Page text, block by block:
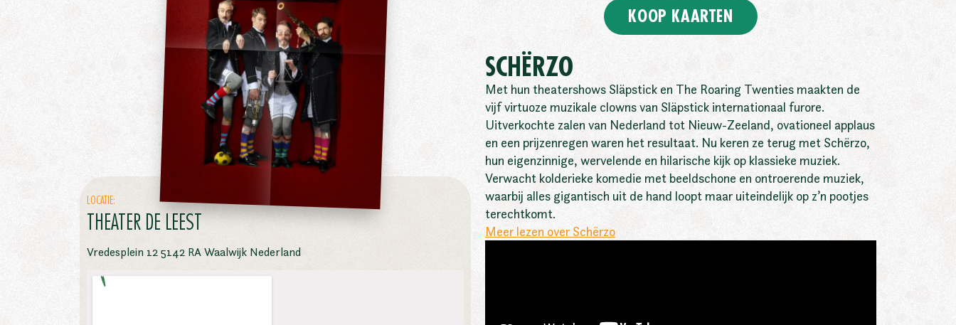
KOOP KAARTEN
SCHËRZO
Met hun theatershows Släpstick en The Roaring Twenties maakten de
vijf virtuoze muzikale clowns van Släpstick internationaal furore.
Uitverkochte zalen van Nederland tot Nieuw-Zeeland, ovationeel applaus
en een prijzenregen waren het resultaat. Nu keren ze terug met Schërzo,
hun eigenzinnige, wervelende en hilarische kijk op klassieke muziek.
Verwacht kolderieke komedie met beeldschone en ontroerende muziek,
waarbij alles gigantisch uit de hand loopt maar uiteindelijk op z’n pootjes
terechtkomt.
Meer lezen over Schërzo
LOCATIE:
THEATER DE LEEST
Vredesplein 12 5142 RA Waalwijk Nederland